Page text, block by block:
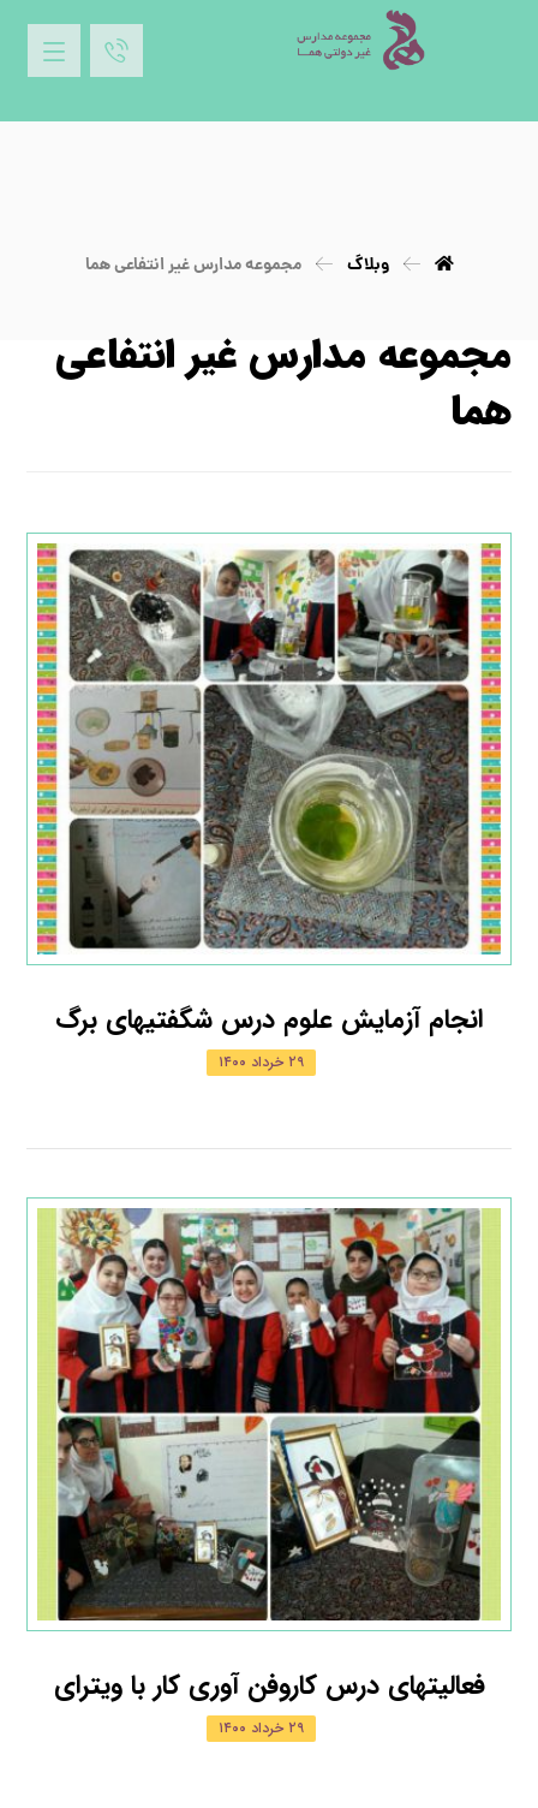
وبلاگ مجموعه مدارس غیر انتفاعی هما
مجموعه مدارس غیر انتفاعی
هما
انجام آزمایش علوم درس شگفتیهای برگ
۲۹ خرداد ۱۴۰۰
فعالیتهای درس کاروفن آوری کار با ویترای
۲۹ خرداد ۱۴۰۰